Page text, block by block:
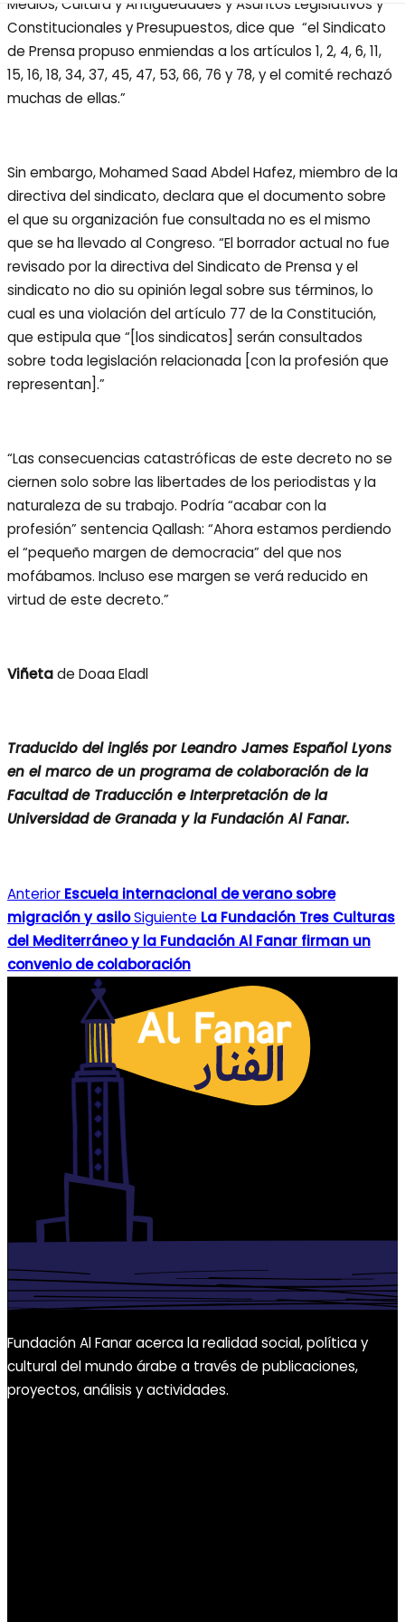
Medios, Cultura y Antigüedades y Asuntos Legislativos y
Constitucionales y Presupuestos, dice que “el Sindicato
de Prensa propuso enmiendas a los artículos 1, 2, 4, 6, 11,
15, 16, 18, 34, 37, 45, 47, 53, 66, 76 y 78, y el comité rechazó
muchas de ellas.”
Sin embargo, Mohamed Saad Abdel Hafez, miembro de la
directiva del sindicato, declara que el documento sobre
el que su organización fue consultada no es el mismo
que se ha llevado al Congreso. “El borrador actual no fue
revisado por la directiva del Sindicato de Prensa y el
sindicato no dio su opinión legal sobre sus términos, lo
cual es una violación del artículo 77 de la Constitución,
que estipula que “[los sindicatos] serán consultados
sobre toda legislación relacionada [con la profesión que
representan].”
“Las consecuencias catastróficas de este decreto no se
ciernen solo sobre las libertades de los periodistas y la
naturaleza de su trabajo. Podría “acabar con la
profesión” sentencia Qallash: “Ahora estamos perdiendo
el “pequeño margen de democracia” del que nos
mofábamos. Incluso ese margen se verá reducido en
virtud de este decreto.”
Viñetade Doaa Eladl
Traducido del inglés por Leandro James Español Lyons
en el marco de un programa de colaboración de la
Facultad de Traducción e Interpretación de la
Universidad de Granada y la Fundación Al Fanar.
Anterior Escuela internacional de verano sobre
migración y asiloSiguiente La Fundación Tres Culturas
del Mediterráneo y la Fundación Al Fanar firman un
convenio de colaboración
Fundación Al Fanar acerca la realidad social, política y
cultural del mundo árabe a través de publicaciones,
proyectos, análisis y actividades.